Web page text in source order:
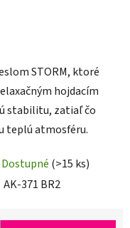
STORM, ktoré
hojdacím
stabilitu, zatiaľ čo
teplú atmosféru.
Dostupné (>15 ks)
AK-371 BR2